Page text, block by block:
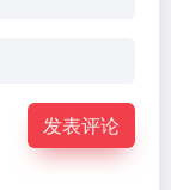
发表评论